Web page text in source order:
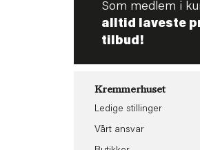
Som medlem i
alltid laveste
tilbud!
Kremmerhuset
Ledige stillinger
Vårt ansvar